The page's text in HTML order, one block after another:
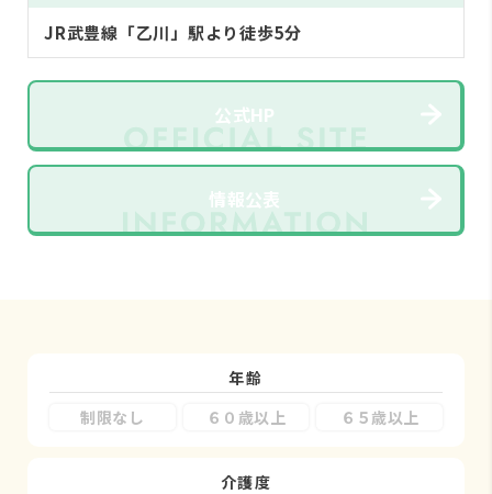
JR武豊線「乙川」駅より徒歩5分
公式HP
情報公表
年齢
制限なし
６０歳以上 ６５歳以上
介護度